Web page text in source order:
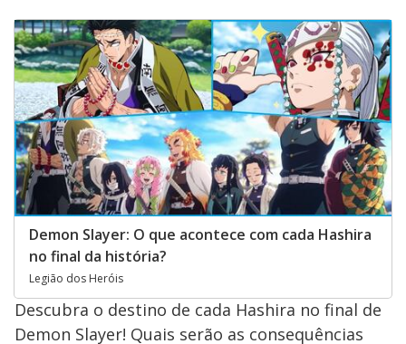
Demon Slayer: O que acontece com cada Hashira
no final da história?
Legião dos Heróis
Descubra o destino de cada Hashira no final de
Demon Slayer! Quais serão as consequências